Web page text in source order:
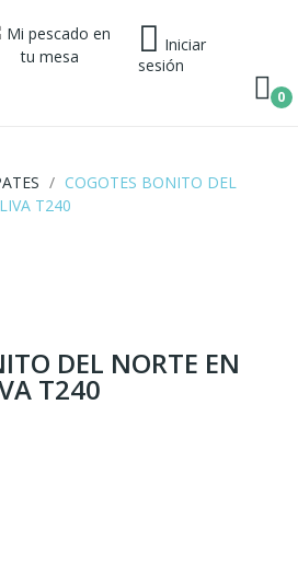
Iniciar
sesión
0
COGOTES BONITO DEL
T240
DEL NORTE EN
T240